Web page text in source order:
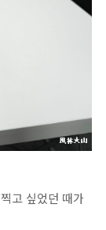
고 싶었던 때가